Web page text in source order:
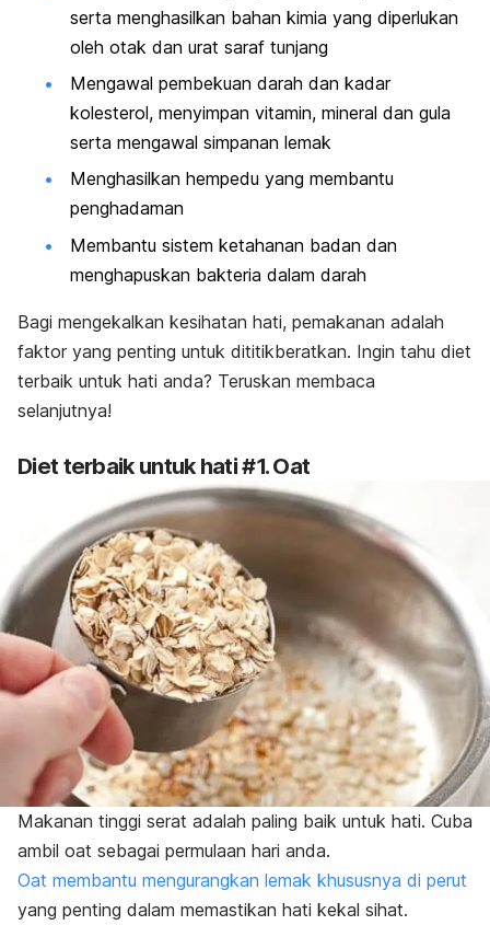
serta menghasilkan bahan kimia yang diperlukan
oleh otak dan urat saraf tunjang
Mengawal pembekuan darah dan kadar
kolesterol, menyimpan vitamin, mineral dan gula
serta mengawal simpanan lemak
Menghasilkan hempedu yang membantu
penghadaman
Membantu sistem ketahanan badan dan
menghapuskan bakteria dalam darah
Bagi mengekalkan kesihatan hati, pemakanan adalah
faktor yang penting untuk dititikberatkan. Ingin tahu diet
terbaik untuk hati anda? Teruskan membaca
selanjutnya!
Diet terbaik untuk hati #1. Oat
Makanan tinggi serat adalah paling baik untuk hati. Cuba
ambil oat sebagai permulaan hari anda.
Oat membantu mengurangkan lemak khususnya di perut
yang penting dalam memastikan hati kekal sihat.